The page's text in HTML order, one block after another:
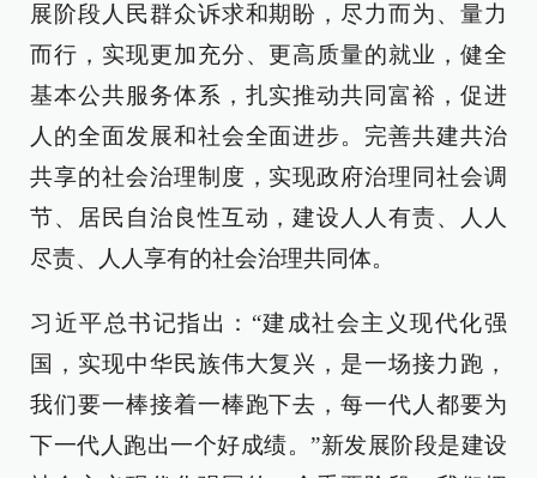
展阶段人民群众诉求和期盼，尽力而为、量力
而行，实现更加充分、更高质量的就业，健全
基本公共服务体系，扎实推动共同富裕，促进
人的全面发展和社会全面进步。完善共建共治
共享的社会治理制度，实现政府治理同社会调
节、居民自治良性互动，建设人人有责、人人
尽责、人人享有的社会治理共同体。
习近平总书记指出：“建成社会主义现代化强
国，实现中华民族伟大复兴，是一场接力跑，
我们要一棒接着一棒跑下去，每一代人都要为
下一代人跑出一个好成绩。”新发展阶段是建设